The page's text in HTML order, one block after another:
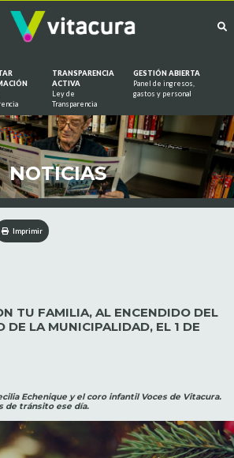
TRANSPARENCIA
ACTIVA
Ley de
Transparencia
GESTIÓN ABIERTA
Panel de ingresos,
gastos y personal
NOTICIAS
Imprimir
TU FAMILIA, AL ENCENDIDO DEL
DE LA MUNICIPALIDAD, EL 1 DE
Echenique y el coro infantil Voces de Vitacura.
de tránsito ese día.